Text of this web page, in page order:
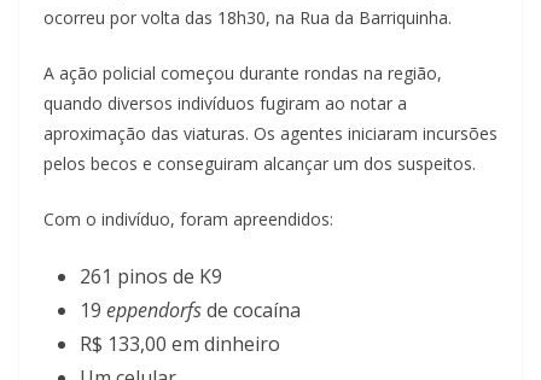
ocorreu por volta das 18h30, na Rua da Barriquinha.
A ação policial começou durante rondas na região,
quando diversos indivíduos fugiram ao notar a
aproximação das viaturas. Os agentes iniciaram incursões
pelos becos e conseguiram alcançar um dos suspeitos.
Com o indivíduo, foram apreendidos:
261 pinos de K9
19 eppendorfsde cocaína
R$ 133,00 em dinheiro